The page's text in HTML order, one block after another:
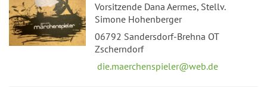
Vorsitzende Dana Aermes, Stellv.
Simone Hohenberger
06792 Sandersdorf-Brehna OT
Zscherndorf
die.maerchenspieler@web.de